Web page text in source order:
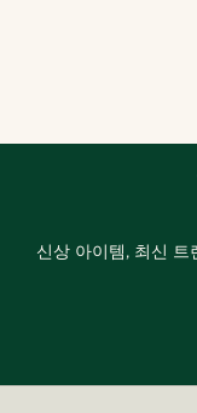
신상 아이템, 최신